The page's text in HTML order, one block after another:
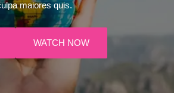
maiores quis.
WATCH NOW